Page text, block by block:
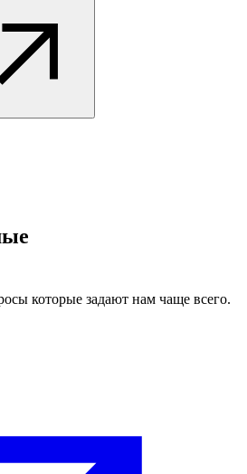
которые задают нам чаще всего.